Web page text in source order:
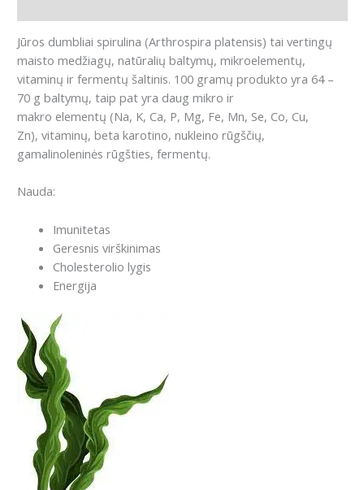
Jūros dumbliai spirulina (Arthrospira platensis) tai vertingų
maisto medžiagų, natūralių baltymų, mikroelementų,
vitaminų ir fermentų šaltinis. 100 gramų produkto yra 64 –
70 g baltymų, taip pat yra daug mikro ir
makro elementų (Na, K, Ca, P, Mg, Fe, Mn, Se, Co, Cu,
Zn), vitaminų, beta karotino, nukleino rūgščių,
gamalinoleninės rūgšties, fermentų.
Nauda:
Imunitetas
Geresnis virškinimas
Cholesterolio lygis
Energija